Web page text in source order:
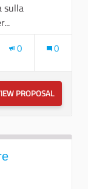
sulla
0 0
PROPOSAL